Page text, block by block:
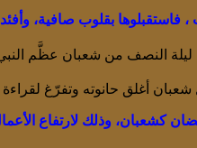
فاستقبلوها بقلوب صافية،
النصف من شعبان عظَّم
أغلق حانوته وتفرّغ لقراءة
كشعبان، وذلك لارتفاع